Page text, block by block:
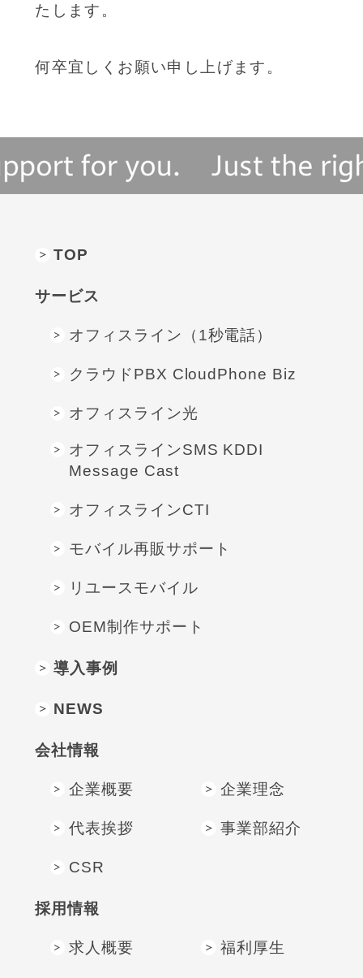
たします。
何卒宜しくお願い申し上げます。
TOP
サービス
オフィスライン（1秒電話）
クラウドPBX CloudPhone Biz
オフィスライン光
オフィスラインSMS KDDI
Message Cast
オフィスラインCTI
モバイル再販サポート
リユースモバイル
OEM制作サポート
導入事例
NEWS
会社情報
企業概要 企業理念
代表挨拶 事業部紹介
CSR
採⽤情報
求人概要 福利厚生